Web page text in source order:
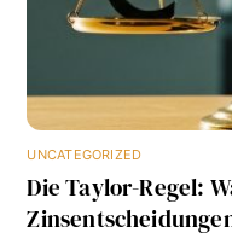
UNCATEGORIZED
Die Taylor-Regel: